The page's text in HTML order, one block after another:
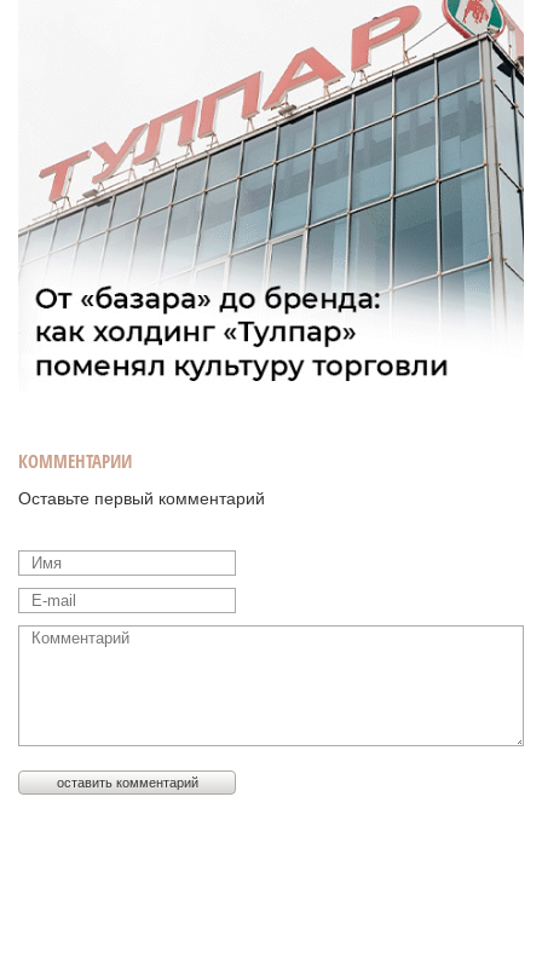
КОММЕНТАРИИ
Оставьте первый комментарий